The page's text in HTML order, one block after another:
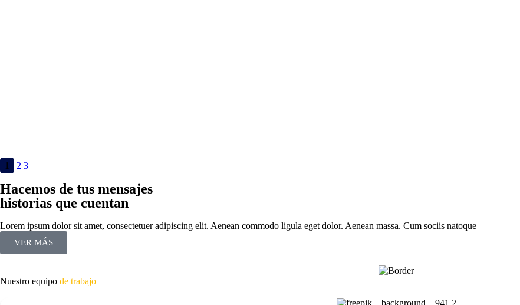
1 2 3
Hacemos de tus mensajes
historias que cuentan
Lorem ipsum dolor sit amet, consectetuer adipiscing elit. Aenean commodo ligula eget dolor. Aenean massa. Cum sociis natoque
VER MÁS
Nuestro equipo de trabajo